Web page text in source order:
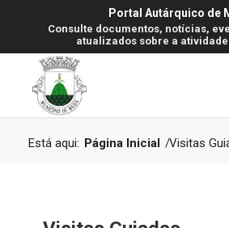
Portal Autárquico de
Consulte documentos, notícias,
atualizados sobre a
Está aqui: Página Inicial /Visitas